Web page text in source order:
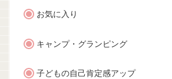
お気に入り
キャンプ・グランピング
子どもの自己肯定感アップ